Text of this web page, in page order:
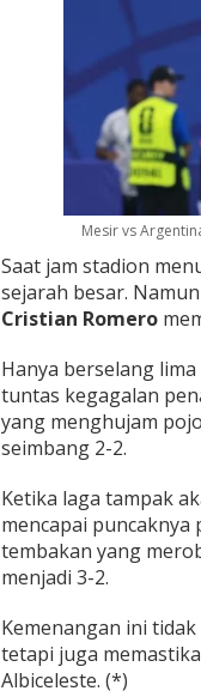
Mesir vs
Saat jam stadion
sejarah besar.
Cristian Romero
Hanya berselang
tuntas kegagalan
yang menghujam
seimbang 2-2.
Ketika laga tampak
mencapai puncaknya
tembakan yang
menjadi 3-2.
Kemenangan ini
tetapi juga
Albiceleste. (*)